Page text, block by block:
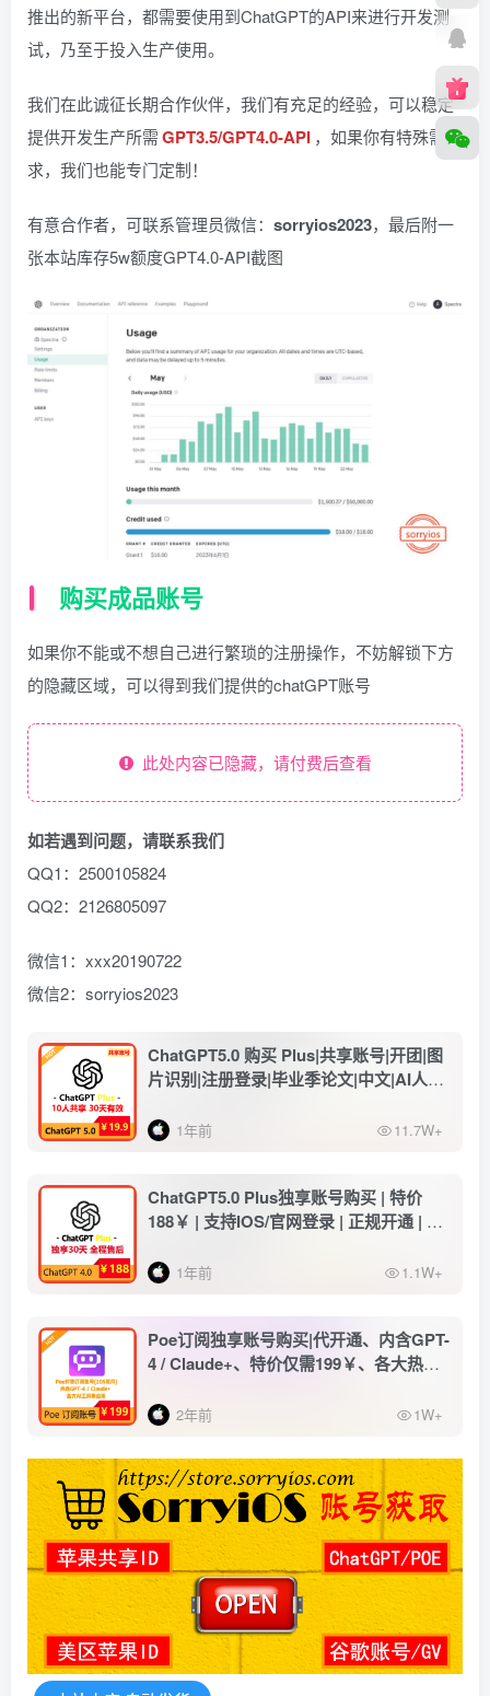
推出的新平台，都需要使用到ChatGPT的API来进行开发测
试，乃至于投入生产使用。
我们在此诚征长期合作伙伴，我们有充足的经验，可以稳定
提供开发生产所需GPT3.5/GPT4.0-API ，如果你有特殊需
求，我们也能专门定制！
有意合作者，可联系管理员微信： sorryios2023，最后附一
张本站库存5w额度GPT4.0-API截图
购买成品账号
如果你不能或不想自己进行繁琐的注册操作，不妨解锁下方
的隐藏区域，可以得到我们提供的chatGPT账号
此处内容已隐藏，请付费后查看
如若遇到问题，请联系我们
QQ1：2500105824
QQ2：2126805097
微信1：xxx20190722
微信2：sorryios2023
ChatGPT5.0 购买 Plus|共享账号|开团|图
片识别|注册登录|毕业季论文|中文|AI人工
1年前 11.7W+
ChatGPT5.0 Plus独享账号购买 | 特价
188￥ | 支持IOS/官网登录 | 正规开通 | 手
1年前 1.1W+
Poe订阅独享账号购买|代开通、内含GPT-
4 / Claude+、特价仅需199￥、各大热门
2年前 1W+